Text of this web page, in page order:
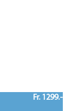
Fr. 1299.-